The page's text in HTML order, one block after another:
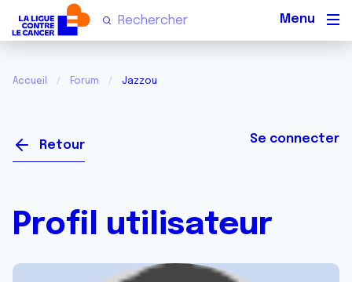
Accueil Forum Jazzou
Retour Se connecter
Profil utilisateur